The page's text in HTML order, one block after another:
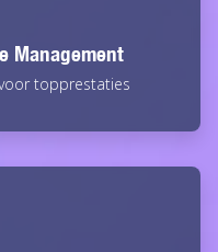
Management
topprestaties